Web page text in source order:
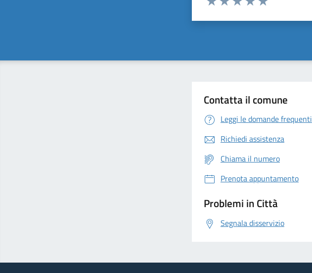
Contatta il comune
Leggi le domande frequenti
Richiedi assistenza
Chiama il numero
Prenota appuntamento
Problemi in Città
Segnala disservizio